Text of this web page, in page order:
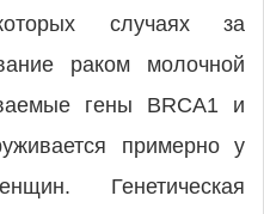
случаях за
раком молочной
гены BRCA1 и
примерно у
Генетическая